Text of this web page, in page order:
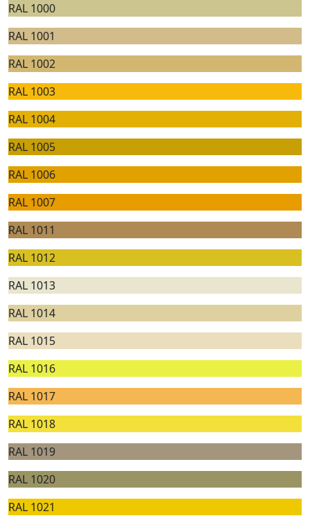
RAL 1000
RAL 1001
RAL 1002
RAL 1003
RAL 1004
RAL 1005
RAL 1006
RAL 1007
RAL 1011
RAL 1012
RAL 1013
RAL 1014
RAL 1015
RAL 1016
RAL 1017
RAL 1018
RAL 1019
RAL 1020
RAL 1021